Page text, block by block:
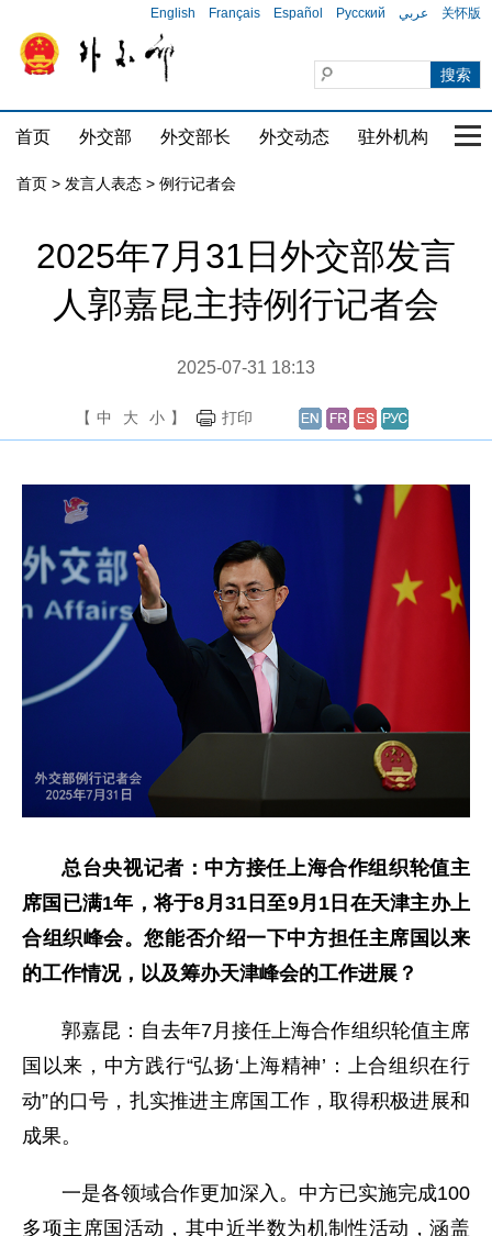
English Français Español Русский عربي 关怀版
首页 外交部 外交部长 外交动态 驻外机构 国
首页 > 发言人表态 > 例行记者会
2025年7月31日外交部发言
人郭嘉昆主持例行记者会
2025-07-31 18:13
【 中 大 小 】 打印
总台央视记者：中方接任上海合作组织轮值主
席国已满1年，将于8月31日至9月1日在天津主办上
合组织峰会。您能否介绍一下中方担任主席国以来
的工作情况，以及筹办天津峰会的工作进展？
郭嘉昆：自去年7月接任上海合作组织轮值主席
国以来，中方践行“弘扬‘上海精神’：上合组织在行
动”的口号，扎实推进主席国工作，取得积极进展和
成果。
一是各领域合作更加深入。中方已实施完成100
多项主席国活动，其中近半数为机制性活动，涵盖